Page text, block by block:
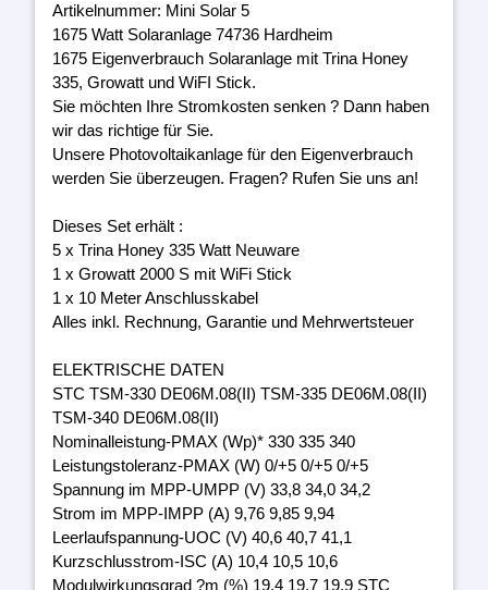
Artikelnummer: Mini Solar 5
1675 Watt Solaranlage 74736 Hardheim
1675 Eigenverbrauch Solaranlage mit Trina Honey
335, Growatt und WiFI Stick.
Sie möchten Ihre Stromkosten senken ? Dann haben
wir das richtige für Sie.
Unsere Photovoltaikanlage für den Eigenverbrauch
werden Sie überzeugen. Fragen? Rufen Sie uns an!
Dieses Set erhält :
5 x Trina Honey 335 Watt Neuware
1 x Growatt 2000 S mit WiFi Stick
1 x 10 Meter Anschlusskabel
Alles inkl. Rechnung, Garantie und Mehrwertsteuer
ELEKTRISCHE DATEN
STC TSM-330 DE06M.08(II) TSM-335 DE06M.08(II)
TSM-340 DE06M.08(II)
Nominalleistung-PMAX (Wp)* 330 335 340
Leistungstoleranz-PMAX (W) 0/+5 0/+5 0/+5
Spannung im MPP-UMPP (V) 33,8 34,0 34,2
Strom im MPP-IMPP (A) 9,76 9,85 9,94
Leerlaufspannung-UOC (V) 40,6 40,7 41,1
Kurzschlusstrom-ISC (A) 10,4 10,5 10,6
Modulwirkungsgrad ?m (%) 19,4 19,7 19,9 STC